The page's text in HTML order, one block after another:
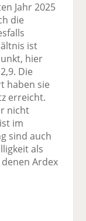
Jahr 2025
die
ist
hier
Die
haben sie
erreicht.
nicht
im
sind auch
als
Ardex